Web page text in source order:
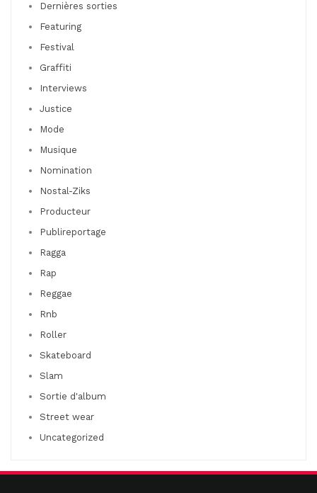
Dernières sorties
Featuring
Festival
Graffiti
Interviews
Justice
Mode
Musique
Nomination
Nostal-Ziks
Producteur
Publireportage
Ragga
Rap
Reggae
Rnb
Roller
Skateboard
Slam
Sortie d'album
Street wear
Uncategorized